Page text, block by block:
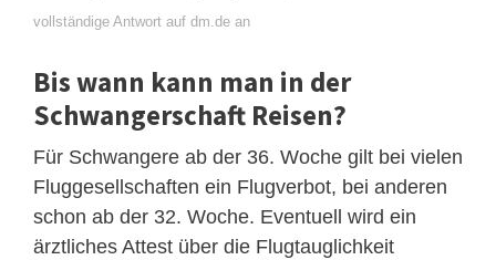
vollständige Antwort auf dm.de an
Bis wann kann man in der
Schwangerschaft Reisen?
Für Schwangere ab der 36. Woche gilt bei vielen
Fluggesellschaften ein Flugverbot, bei anderen
schon ab der 32. Woche. Eventuell wird ein
ärztliches Attest über die Flugtauglichkeit